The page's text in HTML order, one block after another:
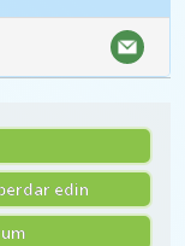
edin